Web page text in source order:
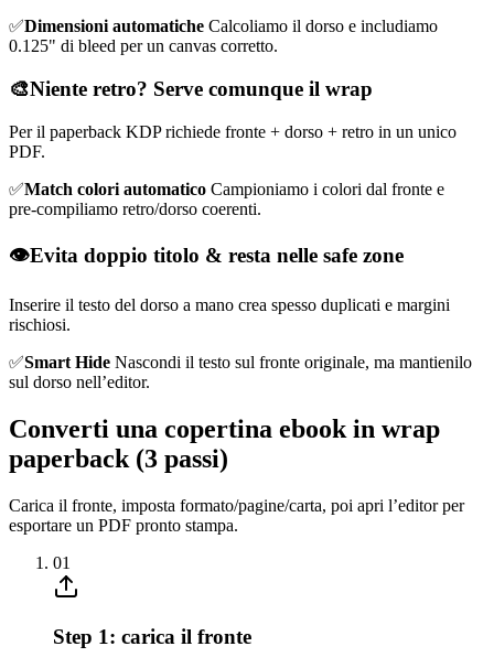
✅Dimensioni automatiche Calcoliamo il dorso e includiamo
0.125" di bleed per un canvas corretto.
🎨Niente retro? Serve comunque il wrap
Per il paperback KDP richiede fronte + dorso + retro in un unico
PDF.
✅Match colori automatico Campioniamo i colori dal fronte e
pre‑compiliamo retro/dorso coerenti.
👁️Evita doppio titolo & resta nelle safe zone
Inserire il testo del dorso a mano crea spesso duplicati e margini
rischiosi.
✅Smart Hide Nascondi il testo sul fronte originale, ma mantienilo
sul dorso nell’editor.
Converti una copertina ebook in wrap
paperback (3 passi)
Carica il fronte, imposta formato/pagine/carta, poi apri l’editor per
esportare un PDF pronto stampa.
01
Step 1: carica il fronte